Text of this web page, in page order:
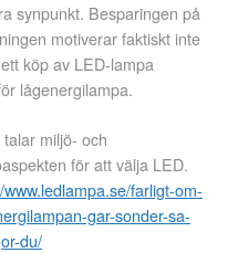
synpunkt. Besparingen på
motiverar faktiskt inte
köp av LED-lampa
lågenergilampa.
talar miljö- och
för att välja LED.
www.ledlampa.se/farligt-om-
gar-sonder-sa-
du/